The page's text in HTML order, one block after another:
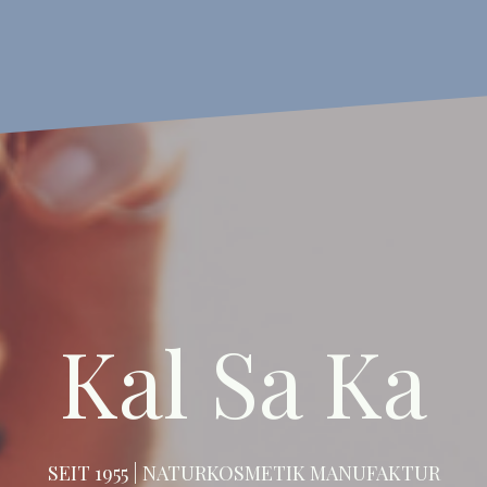
Kal Sa Ka
SEIT 1955 | NATURKOSMETIK MANUFAKTUR